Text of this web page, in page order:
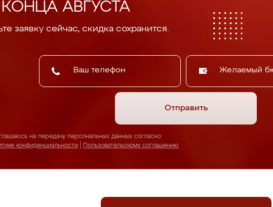
АВГУСТА
заявку сейчас, скидка сохранится.
Желаемый
Отправить
на передачу персональных данных согласно
конфиденциальности
Пользовательскому соглашению